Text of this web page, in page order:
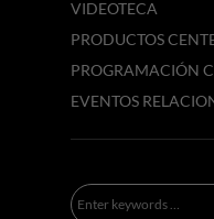
VIDEOTECA
PRODUCTOS
PROGRAMACIÓN
EVENTOS